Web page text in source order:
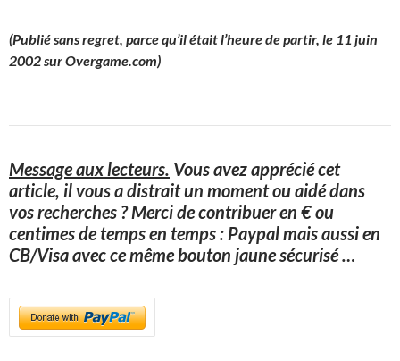
(Publié sans regret, parce qu’il était l’heure de partir, le 11 juin
2002 sur Overgame.com)
Message aux lecteurs. Vous avez apprécié cet
article, il vous a distrait un moment ou aidé dans
vos recherches ? Merci de contribuer en € ou
centimes de temps en temps : Paypal mais aussi en
CB/Visa avec ce même bouton jaune sécurisé…